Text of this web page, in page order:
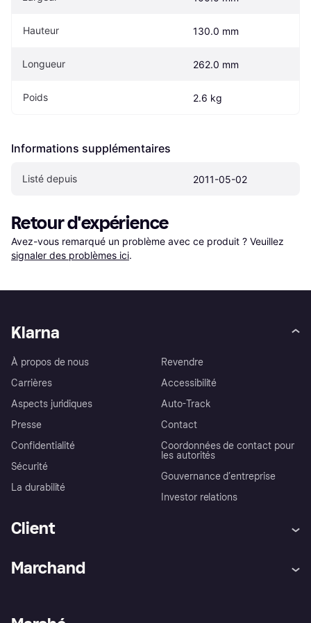
Hauteur 130.0 mm
Longueur 262.0 mm
Poids 2.6 kg
Informations supplémentaires
Listé depuis 2011-05-02
Retour d'expérience
Avez-vous remarqué un problème avec ce produit ? Veuillez
signaler des problèmes ici.
Klarna
À propos de nous
Carrières
Aspects juridiques
Presse
Confidentialité
Sécurité
La durabilité
Revendre
Accessibilité
Auto-Track
Contact
Coordonnées de contact pour
les autorités
Gouvernance d’entreprise
Investor relations
Client
Marchand
Portail Marchand